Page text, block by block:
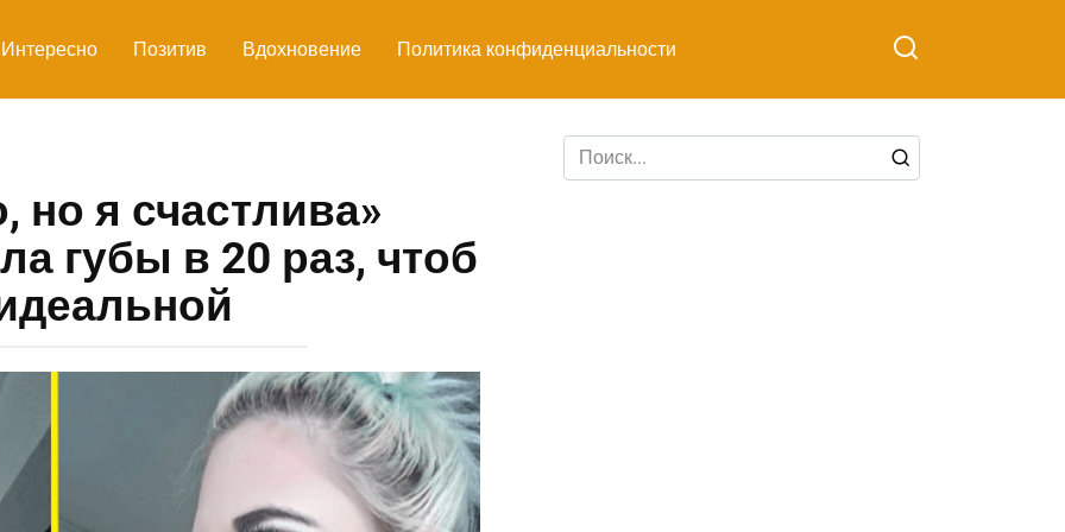
Интересно Позитив Вдохновение Политика конфиденциальности
но я счастлива»
губы в 20 раз, чтоб
Search
for: